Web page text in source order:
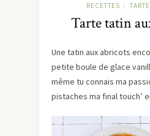
RECETTES /
Tarte tatin
Une tatin aux abricots
petite boule de glace
même tu connais ma
pistaches ma final touch’